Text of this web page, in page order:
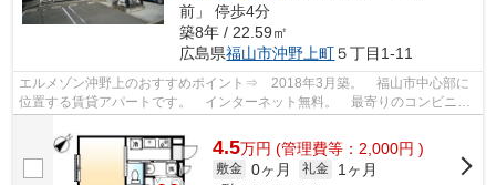
前」 停歩4分
築8年 / 22.59㎡
広島県福山市沖野上町５丁目1-11
エルメゾン沖野上のおすすめポイント⇒ 2018年3月築。 福山市中心部に
位置する賃貸アパートです。 インターネット無料。 最寄りのコンビニエ
4.5万円 (管理費等：2,000円 )
敷金 0ヶ月 礼金
1ヶ月